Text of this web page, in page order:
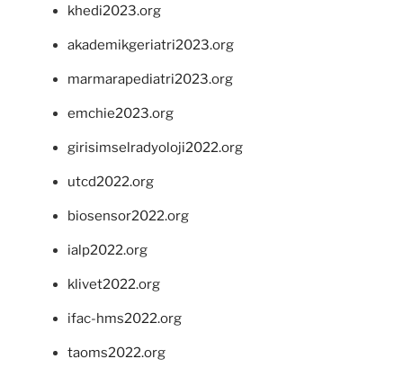
khedi2023.org
akademikgeriatri2023.org
marmarapediatri2023.org
emchie2023.org
girisimselradyoloji2022.org
utcd2022.org
biosensor2022.org
ialp2022.org
klivet2022.org
ifac-hms2022.org
taoms2022.org